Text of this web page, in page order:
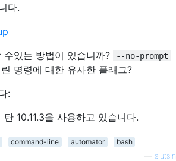
다.
수있는 방법이 있습니까? --no-prompt
명령에 대한 유사한 플래그?
:
탄 10.11.3을 사용하고 있습니다.
command-line automator
bash
siutsin